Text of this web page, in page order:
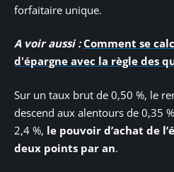
forfaitaire unique.
A voir aussi : Comment se
d'épargne avec la règle des
Sur un taux brut de 0,50 %, le
descend aux alentours de 0,35
2,4 %, le pouvoir d’achat de
deux points par an.